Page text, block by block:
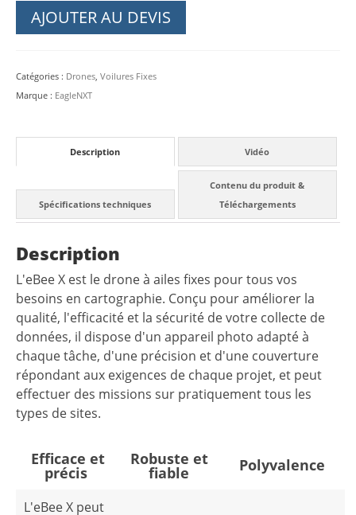
eBee
AJOUTER AU DEVIS
Catégories : Drones, Voilures Fixes
Marque : EagleNXT
Description Vidéo
Spécifications techniques
Contenu du produit &
Téléchargements
Description
L'eBee X est le drone à ailes fixes pour tous vos
besoins en cartographie. Conçu pour améliorer la
qualité, l'efficacité et la sécurité de votre collecte de
données, il dispose d'un appareil photo adapté à
chaque tâche, d'une précision et d'une couverture
répondant aux exigences de chaque projet, et peut
effectuer des missions sur pratiquement tous les
types de sites.
Efficace et
précis
Robuste et
fiable Polyvalence
L'eBee X peut